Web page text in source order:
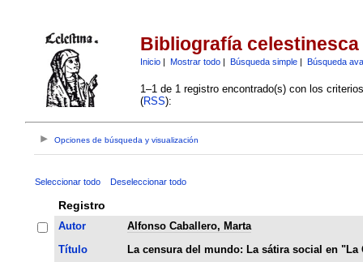
Bibliografía celestinesca
Inicio| Mostrar todo| Búsqueda simple| Búsqueda
1–1 de 1 registro encontrado(s) con los
(RSS):
Opciones de búsqueda y visualización
Seleccionar todo Deseleccionar todo
Registro
Autor
Alfonso Caballero, Marta
Título
La censura del mundo: La sátira social en "La